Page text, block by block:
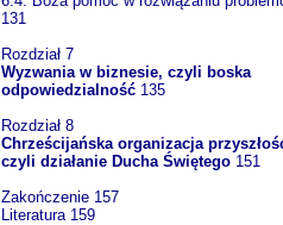
131
Rozdział 7
Wyzwania w biznesie, czyli boska
odpowiedzialność 135
Rozdział 8
Chrześcijańska organizacja
czyli działanie Ducha Świętego 151
Zakończenie 157
Literatura 159